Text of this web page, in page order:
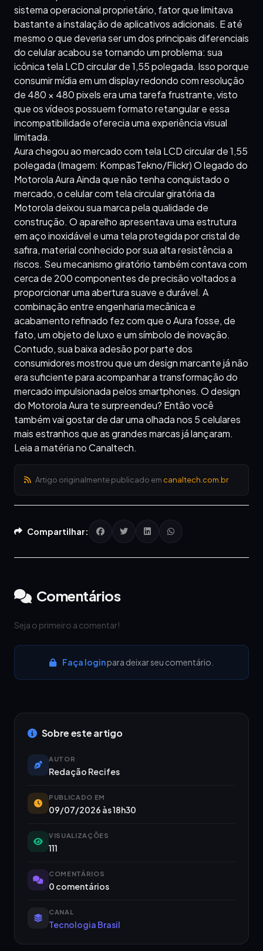
sistema operacional proprietário, fator que limitava
bastante a instalação de aplicativos adicionais. E até
mesmo o que deveria ser um dos principais diferenciais
do celular acabou se tornando um problema: sua
icônica tela LCD circular de 1,55 polegada. Isso porque
consumir mídia em um display redondo com resolução
de 480 × 480 pixels era uma tarefa frustrante, visto
que os vídeos possuem formato retangular e essa
incompatibilidade oferecia uma experiência visual
limitada.
Aura chegou ao mercado com tela LCD circular de 1,55
polegada (Imagem: KompasTekno/Flickr) O legado do
Motorola Aura Ainda que não tenha conquistado o
mercado, o celular com tela circular giratória da
Motorola deixou sua marca pela qualidade de
construção. O aparelho apresentava uma estrutura
em aço inoxidável e uma tela protegida por cristal de
safira, material conhecido por sua alta resistência a
riscos. Seu mecanismo giratório também contava com
cerca de 200 componentes de precisão voltados a
proporcionar uma abertura suave e durável. A
combinação entre engenharia mecânica e
acabamento refinado fez com que o Aura fosse, de
fato, um objeto de luxo e um símbolo de inovação.
Contudo, sua baixa adesão por parte dos
consumidores mostrou que um design marcante já não
era suficiente para acompanhar a transformação do
mercado impulsionada pelos smartphones. O design
do Motorola Aura te surpreendeu? Então você
também vai gostar de dar uma olhada nos 5 celulares
mais estranhos que as grandes marcas já lançaram.
Leia a matéria no Canaltech.
Artigo originalmente publicado em canaltech.com.br
Compartilhar:
Comentários
Seja o primeiro a comentar!
Faça loginpara deixar seu comentário.
Sobre este artigo
AUTOR
Redação Recifes
PUBLICADO EM
09/07/2026 às 18h30
VISUALIZAÇÕES
111
COMENTÁRIOS
0 comentários
CANAL
Tecnologia Brasil